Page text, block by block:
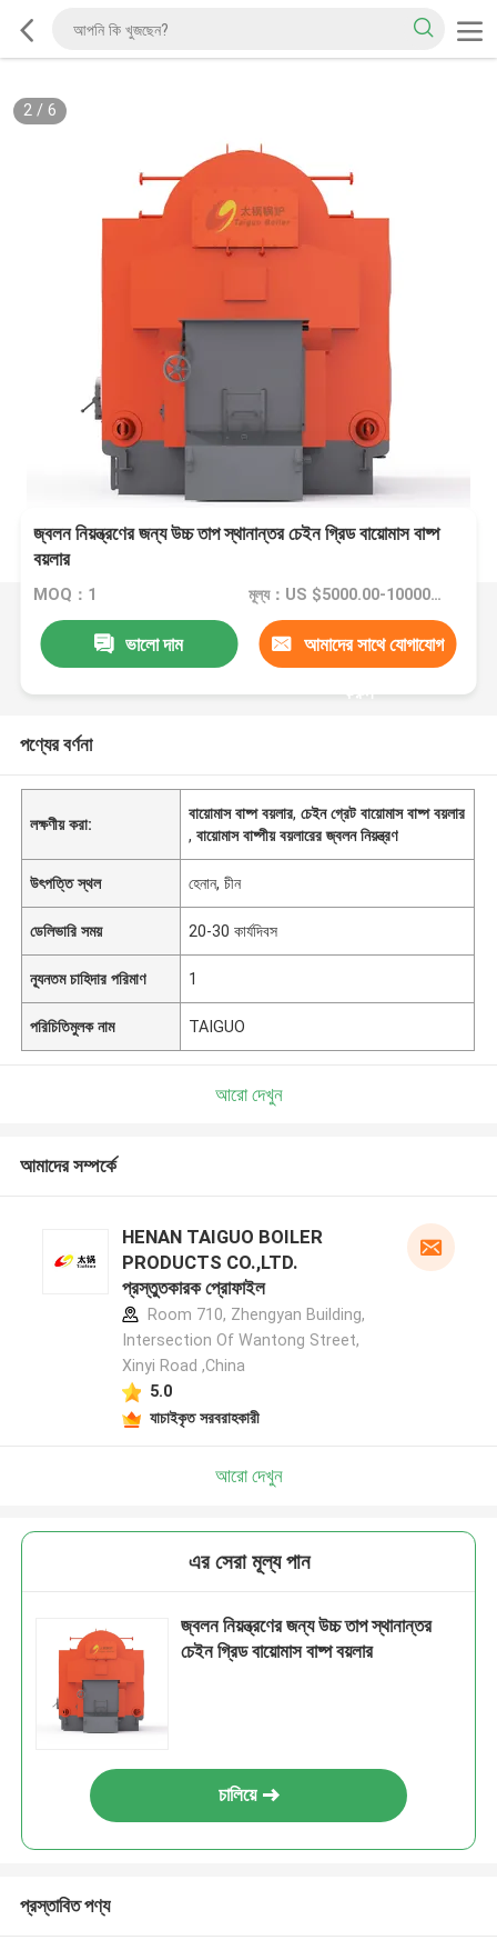
2/ 6
জ্বলন নিয়ন্ত্রণের জন্য উচ্চ তাপ স্থানান্তর চেইন গ্রিড বায়োমাস বাষ্প
বয়লার
MOQ：1 মূল্য：US $5000.00-10000.00
ভালো দাম আমাদের সাথে যোগাযোগ
করুন
পণ্যের বর্ণনা
লক্ষণীয় করা:
বায়োমাস বাষ্প বয়লার,চেইন গ্রেট বায়োমাস বাষ্প বয়লার
,বায়োমাস বাষ্পীয় বয়লারের জ্বলন নিয়ন্ত্রণ
উৎপত্তি স্থল হেনান, চীন
ডেলিভারি সময় 20-30 কার্যদিবস
ন্যূনতম চাহিদার পরিমাণ 1
পরিচিতিমুলক নাম TAIGUO
আরো দেখুন
আমাদের সম্পর্কে
HENAN TAIGUO BOILER
PRODUCTS CO.,LTD.
প্রস্তুতকারক প্রোফাইল
Room 710, Zhengyan Building,
Intersection Of Wantong Street,
Xinyi Road ,China
5.0
যাচাইকৃত সরবরাহকারী
আরো দেখুন
এর সেরা মূল্য পান
জ্বলন নিয়ন্ত্রণের জন্য উচ্চ তাপ স্থানান্তর
চেইন গ্রিড বায়োমাস বাষ্প বয়লার
চালিয়ে
প্রস্তাবিত পণ্য